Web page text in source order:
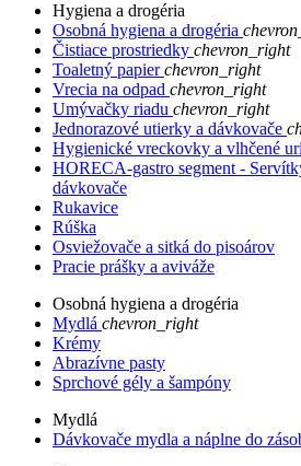
Hygiena a drogéria
Osobná hygiena a drogéria
Čistiace prostriedky chevron_right
Toaletný papierchevron_right
Vrecia na odpad chevron_right
Umývačky riadu chevron_right
Jednorazové utierky a dávkovače
Hygienické vreckovky a vlhčené
HORECA-gastro segment -
dávkovače
Rukavice
Rúška
Osviežovače a sitká do pisoárov
Pracie prášky a aviváže
Osobná hygiena a drogéria
Mydlá chevron_right
Krémy
Abrazívne pasty
Sprchové gély a šampóny
Mydlá
Dávkovače mydla a náplne do